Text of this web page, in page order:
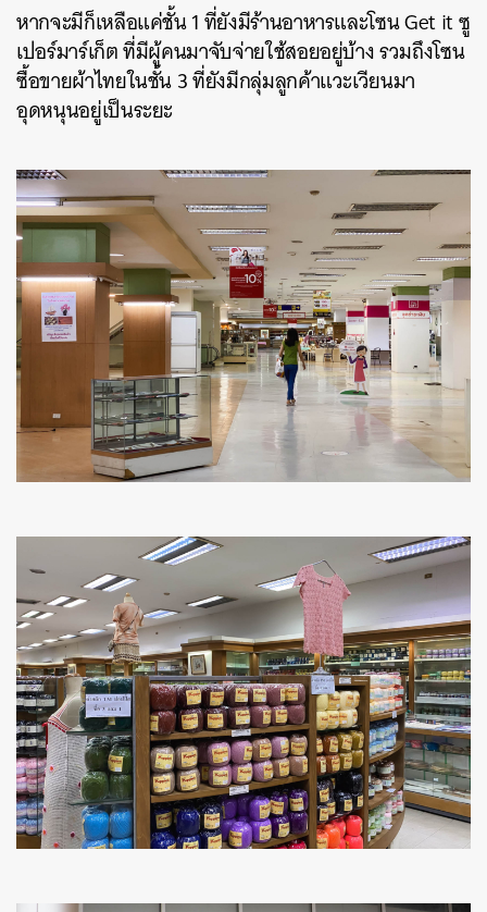
หากจะมีก็เหลือแค่ชั้น 1 ที่ยังมีร้านอาหารและโซน Get it ซู
เปอร์มาร์เก็ต ที่มีผู้คนมาจับจ่ายใช้สอยอยู่บ้าง รวมถึงโซน
ซื้อขายผ้าไทยในชั้น 3 ที่ยังมีกลุ่มลูกค้าแวะเวียนมา
อุดหนุนอยู่เป็นระยะ